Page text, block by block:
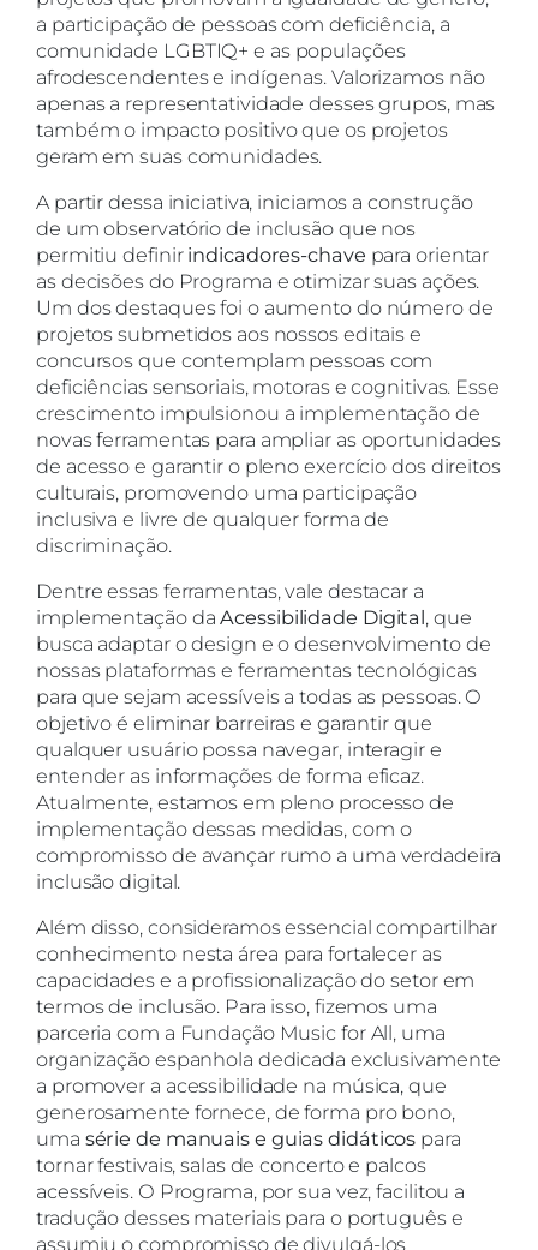
a participação de pessoas com deficiência, a
comunidade LGBTIQ+ e as populações
afrodescendentes e indígenas. Valorizamos não
apenas a representatividade desses grupos, mas
também o impacto positivo que os projetos
geram em suas comunidades.
A partir dessa iniciativa, iniciamos a construção
de um observatório de inclusão que nos
permitiu definir indicadores-chave para orientar
as decisões do Programa e otimizar suas ações.
Um dos destaques foi o aumento do número de
projetos submetidos aos nossos editais e
concursos que contemplam pessoas com
deficiências sensoriais, motoras e cognitivas. Esse
crescimento impulsionou a implementação de
novas ferramentas para ampliar as oportunidades
de acesso e garantir o pleno exercício dos direitos
culturais, promovendo uma participação
inclusiva e livre de qualquer forma de
discriminação.
Dentre essas ferramentas, vale destacar a
implementação daAcessibilidade Digital, que
busca adaptar o design e o desenvolvimento de
nossas plataformas e ferramentas tecnológicas
para que sejam acessíveis a todas as pessoas. O
objetivo é eliminar barreiras e garantir que
qualquer usuário possa navegar, interagir e
entender as informações de forma eficaz.
Atualmente, estamos em pleno processo de
implementação dessas medidas, com o
compromisso de avançar rumo a uma verdadeira
inclusão digital.
Além disso, consideramos essencial compartilhar
conhecimento nesta área para fortalecer as
capacidades e a profissionalização do setor em
termos de inclusão. Para isso, fizemos uma
parceria com a Fundação Music for All, uma
organização espanhola dedicada exclusivamente
a promover a acessibilidade na música, que
generosamente fornece, de forma pro bono,
uma série de manuais e guias didáticos para
tornar festivais, salas de concerto e palcos
acessíveis. O Programa, por sua vez, facilitou a
tradução desses materiais para o português e
assumiu o compromisso de divulgá-los